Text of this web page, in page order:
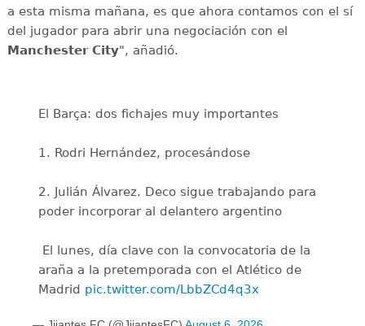
a esta misma mañana, es que ahora contamos con el sí
del jugador para abrir una negociación con el
Manchester City", añadió.
El Barça: dos fichajes muy importantes
1. Rodri Hernández, procesándose
2. Julián Álvarez. Deco sigue trabajando para
poder incorporar al delantero argentino
️ El lunes, día clave con la convocatoria de la
araña a la pretemporada con el Atlético de
Madrid pic.twitter.com/LbbZCd4q3x